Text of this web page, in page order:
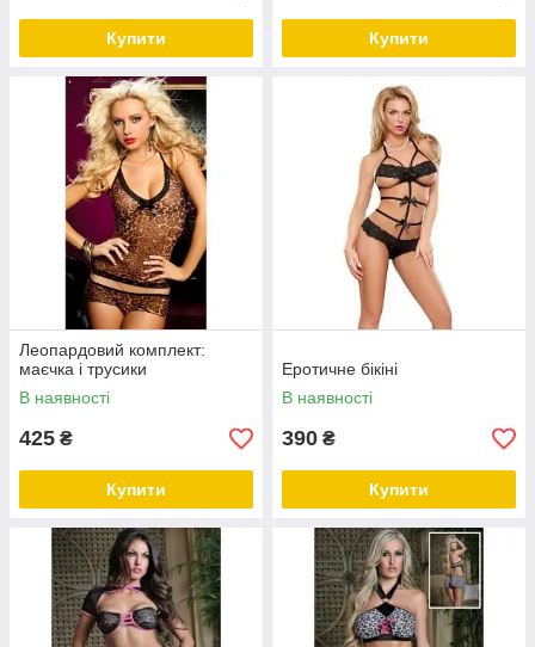
Купити Купити
Леопардовий комплект:
маєчка і трусики
В наявності
425 ₴
Купити
Еротичне бікіні
В наявності
390 ₴
Купити